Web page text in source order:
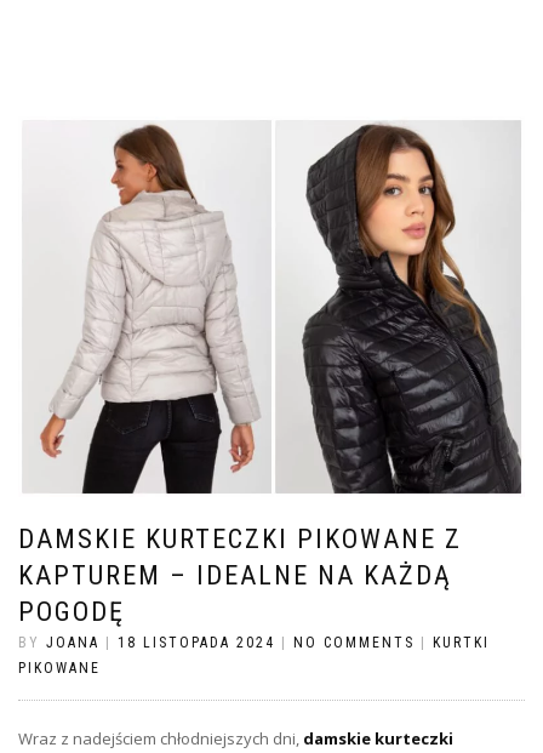
DAMSKIE KURTECZKI PIKOWANE Z
KAPTUREM – IDEALNE NA KAŻDĄ
POGODĘ
BY JOANA | 18 LISTOPADA 2024 | NO COMMENTS | KURTKI
PIKOWANE
Wraz z nadejściem chłodniejszych dni, damskie kurteczki